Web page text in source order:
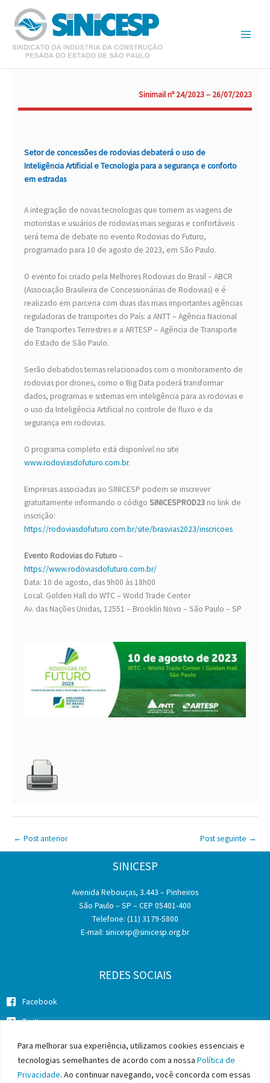
Para melhorar sua experiência, utilizamos cookies essenciais e
tecnologias semelhantes de acordo com a nossa Política de
Privacidade. Ao continuar navegando, você concorda com essas
para
conteúdo
Sinimail nº 24/2023 – 26/07/2023
Setor de concessões de rodovias debaterá o uso de
Inteligência Artificial e Tecnologia para a segurança e conforto
em estradas
A integração de novas tecnologias que tornem as viagens de
motoristas e usuários de rodovias mais seguras e confortáveis
será tema de debate no evento Rodovias do Futuro,
programado para 10 de agosto de 2023, em São Paulo.
O evento foi criado pela Melhores Rodovias do Brasil – ABCR
(Associação Brasileira de Concessionárias de Rodovias) e é
realizado em parceria com duas das mais importantes agências
reguladoras de transportes do País: a ANTT – Agência Nacional
de Transportes Terrestres e a ARTESP – Agência de Transporte
do Estado de São Paulo.
Serão debatidos temas relacionados com o monitoramento de
rodovias por drones, como o Big Data poderá transformar
dados, programas e sistemas em inteligência para as rodovias e
o uso da Inteligência Artificial no controle de fluxo e da
segurança em rodovias.
O programa completo está disponível no site
www.rodoviasdofuturo.com.br.
Empresas associadas ao SINICESP podem se inscrever
gratuitamente informando o código SINICESPROD23 no link de
inscrição:
https://rodoviasdofuturo.com.br/site/brasvias2023/inscricoes
Evento Rodovias do Futuro–
https://www.rodoviasdofuturo.com.br/
Data: 10 de agosto, das 9h00 às 18h00
Local: Golden Hall do WTC – World Trade Center
Av. das Nações Unidas, 12551 – Brooklin Novo – São Paulo – SP
← Post anterior Post seguinte →
SINICESP
Avenida Rebouças, 3.443 – Pinheiros
São Paulo – SP – CEP 05401-400
Telefone: (11) 3179-5800
E-mail: sinicesp@sinicesp.org.br
REDES SOCIAIS
Facebook
Twitter
Instagram